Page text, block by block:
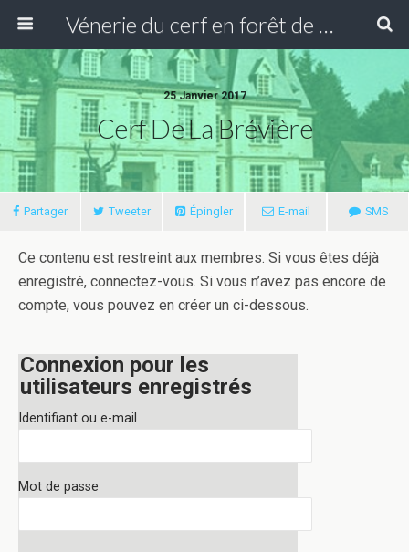
Vénerie du cerf en forêt de Compiègne
25 Janvier 2017
Cerf De La Brévière
Partager Tweeter Épingler E-mail SMS
Ce contenu est restreint aux membres. Si vous êtes déjà
enregistré, connectez-vous. Si vous n’avez pas encore de
compte, vous pouvez en créer un ci-dessous.
Connexion pour les
utilisateurs enregistrés
Identifiant ou e-mail
Mot de passe